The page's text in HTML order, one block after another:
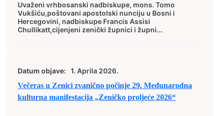
Uvaženi vrhbosanski nadbiskupe, mons. Tomo
Vukšiću,poštovani apostolski nunciju u Bosni i
Hercegovini, nadbiskupe Francis Assisi
Chullikatt,cijenjeni zenički župnici i župni...
Datum objave:
1. Aprila 2026.
Večeras u Zenici zvanično počinje 29. Međunarodna
kulturna manifestacija „Zeničko proljeće 2026“